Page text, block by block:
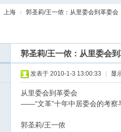
上海 › 郭圣莉/王一侬：从里委会到革委会
郭圣莉/王一侬：从里委会
发表于 2010-1-3 13:00:33 显
从里委会到革委会
——“文革”十年中居委会的考察
郭圣莉/王一侬